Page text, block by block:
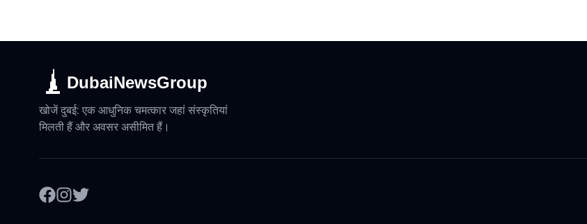
DubaiNewsGroup
खोजें दुबई: एक आधुनिक चमत्कार जहां संस्कृतियां
मिलती हैं और अवसर असीमित हैं।